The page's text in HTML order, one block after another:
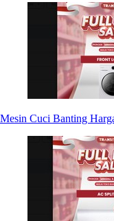
Mesin Cuci Banting